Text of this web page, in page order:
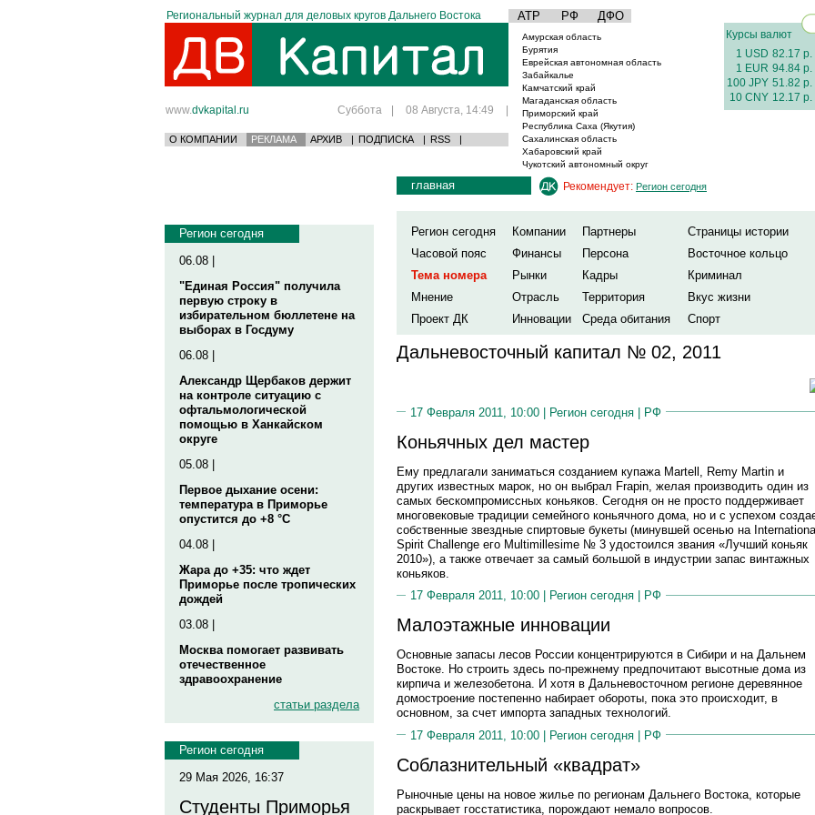
Региональный журнал для деловых кругов Дальнего Востока АТР РФ ДФО
www.dvkapital.ru Суббота | 08 Августа, 14:49 |
О КОМПАНИИ РЕКЛАМА АРХИВ | ПОДПИСКА | RSS |
Амурская область
Бурятия
Еврейская автономная область
Забайкалье
Камчатский край
Магаданская область
Приморский край
Республика Саха (Якутия)
Сахалинская область
Хабаровский край
Чукотский автономный округ
Курсы валют
1 USD 82.17 р.
1 EUR 94.84 р.
100 JPY 51.82 р.
10 CNY 12.17 р.
Регион сегодня
06.08 |
"Единая Россия" получила
первую строку в
избирательном бюллетене на
выборах в Госдуму
06.08 |
Александр Щербаков держит
на контроле ситуацию с
офтальмологической
помощью в Ханкайском
округе
05.08 |
Первое дыхание осени:
температура в Приморье
опустится до +8 °C
04.08 |
Жара до +35: что ждет
Приморье после тропических
дождей
03.08 |
Москва помогает развивать
отечественное
здравоохранение
статьи раздела
Регион сегодня
29 Мая 2026, 16:37
Студенты Приморья
главная Рекомендует: Регион сегодня
Регион сегодня Компании Партнеры
Страницы истории
Часовой пояс
Финансы Персона
Восточное кольцо
Тема номера
Рынки Кадры
Криминал
Мнение
Отрасль Территория
Вкус жизни
Проект ДК
Инновации Среда обитания Спорт
Дальневосточный капитал № 02, 2011
17 Февраля 2011, 10:00 | Регион сегодня | РФ
Коньячных дел мастер
Ему предлагали заниматься созданием купажа Martell, Remy Martin и
других известных марок, но он выбрал Frapin, желая производить один из
самых бескомпромиссных коньяков. Сегодня он не просто поддерживает
многовековые традиции семейного коньячного дома, но и с успехом
собственные звездные спиртовые букеты (минувшей осенью на
Spirit Challenge его Multimillesime № 3 удостоился звания «Лучший коньяк
2010»), а также отвечает за самый большой в индустрии запас винтажных
коньяков.
17 Февраля 2011, 10:00 |
Регион сегодня РФ
Малоэтажные инновации
Основные запасы лесов России концентрируются в Сибири и на Дальнем
Востоке. Но строить здесь по-прежнему предпочитают высотные дома из
кирпича и железобетона. И хотя в Дальневосточном регионе деревянное
домостроение постепенно набирает обороты, пока это происходит, в
основном, за счет импорта западных технологий.
17 Февраля 2011, 10:00 | Регион сегодня | РФ
Соблазнительный «квадрат»
Рыночные цены на новое жилье по регионам Дальнего Востока, которые
раскрывает госстатистика, порождают немало вопросов.